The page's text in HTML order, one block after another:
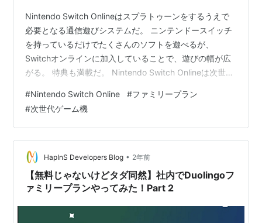
Nintendo Switch Onlineはスプラトゥーンをするうえで
必要となる通信遊びシステムだ。 ニンテンドースイッチ
を持っているだけでたくさんのソフトを遊べるが、
Switchオンラインに加入していることで、遊びの幅が広
がる。 特典も満載だ。 Nintendo Switch Onlineは次世代
ている。 ぺりグではこれまでもこれからも、次世代機ふ
くめ大注目のニンテンドースイッチの話題を扱ってい
く。いちおうゲームブログなので。 ①NintendoMusicが
良すぎたので軽くまとめてヘビーに使っていく perig.net
◆こんなアプリをぽん…
#Nintendo Switch Online #ファミリープラン
#次世代ゲーム機
HapInS Developers Blog • 2年前
【無料じゃないけどタダ同然】社内でDuolingoフ
ァミリープランやってみた！Part 2